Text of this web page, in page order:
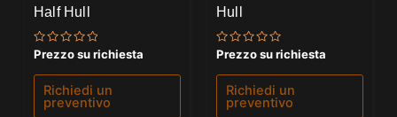
Half Hull
Valutato
su
Prezzo su richiesta
Richiedi un
preventivo
Hull
Valutato
su
Prezzo su richiesta
Richiedi un
preventivo